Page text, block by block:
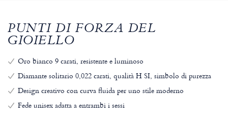
PUNTI DI FORZA DEL
GIOIELLO
Oro bianco 9 carati, resistente e luminoso
Diamante solitario 0,022 carati, qualità H SI, simbolo di purezza
Design creativo con curva fluida per uno stile moderno
Fede unisex adatta a entrambi i sessi